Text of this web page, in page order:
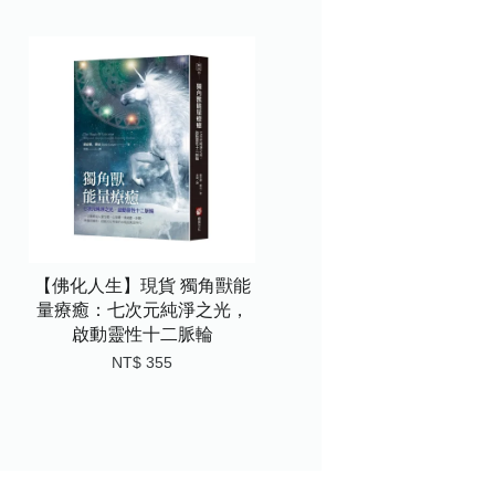
【佛化人生】現貨 獨角獸能
量療癒：七次元純淨之光，
啟動靈性十二脈輪
NT$ 355